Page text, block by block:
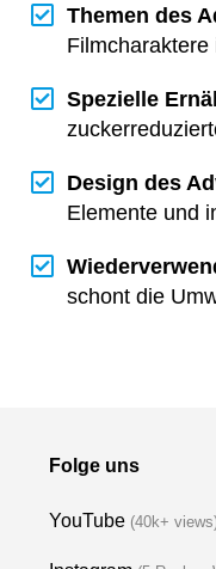
Themen des
Spezielle
Design des
Elemente und
schont die
Folge uns
YouTube (40k+